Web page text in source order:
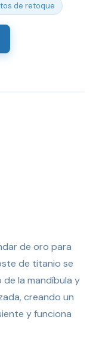
de retoque
de oro para
de titanio se
la mandíbula y
creando un
y funciona